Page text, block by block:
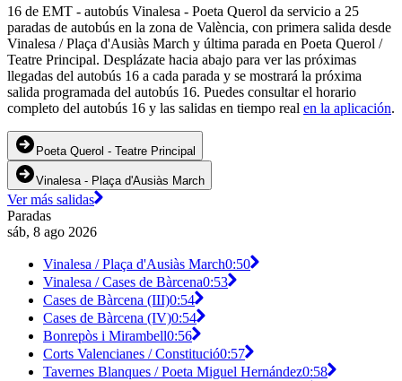
16 de EMT - autobús Vinalesa - Poeta Querol da servicio a 25
paradas de autobús en la zona de València, con primera salida desde
Vinalesa / Plaça d'Ausiàs March y última parada en Poeta Querol /
Teatre Principal. Desplázate hacia abajo para ver las próximas
llegadas del autobús 16 a cada parada y se mostrará la próxima
salida programada del autobús 16. Puedes consultar el horario
completo del autobús 16 y las salidas en tiempo real en la aplicación.
Poeta Querol - Teatre Principal
Vinalesa - Plaça d'Ausiàs March
Ver más salidas
Paradas
sáb, 8 ago 2026
Vinalesa / Plaça d'Ausiàs March0:50
Vinalesa / Cases de Bàrcena0:53
Cases de Bàrcena (III)0:54
Cases de Bàrcena (IV)0:54
Bonrepòs i Mirambell0:56
Corts Valencianes / Constitució0:57
Tavernes Blanques / Poeta Miguel Hernández0:58